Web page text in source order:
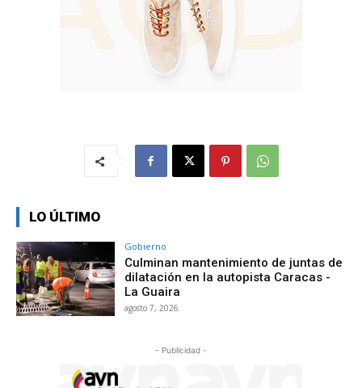
LO ÚLTIMO
Gobierno
Culminan mantenimiento de juntas de
dilatación en la autopista Caracas -
La Guaira
agosto 7, 2026
- Publicidad -